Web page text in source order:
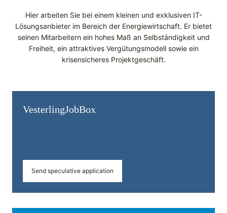
Hier arbeiten Sie bei einem kleinen und exklusiven IT-
Lösungsanbieter im Bereich der Energiewirtschaft. Er bietet
seinen Mitarbeitern ein hohes Maß an Selbständigkeit und
Freiheit, ein attraktives Vergütungsmodell sowie ein
krisensicheres Projektgeschäft.
Vesterling­JobBox
Send speculative application